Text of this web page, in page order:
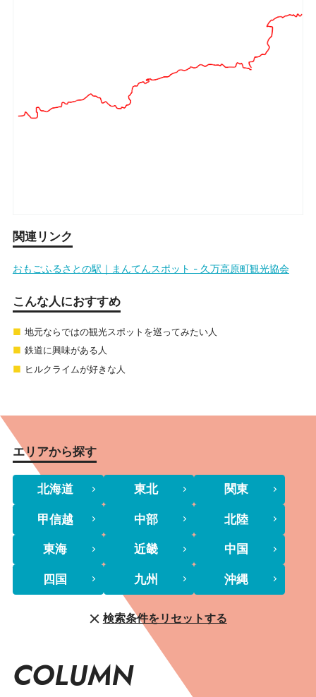
関連リンク
おもごふるさとの駅｜まんてんスポット - 久万高原町観光協会
こんな人におすすめ
地元ならではの観光スポットを巡ってみたい人
鉄道に興味がある人
ヒルクライムが好きな人
エリアから探す
北海道 東北 関東
甲信越 中部 北陸
東海 近畿 中国
四国 九州 沖縄
検索条件をリセットする
COLUMN